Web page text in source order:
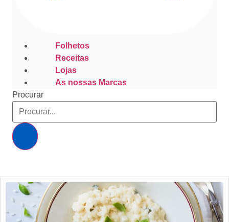
Folhetos
Receitas
Lojas
As nossas Marcas
Procurar